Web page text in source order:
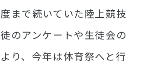
まで続いていた陸上競技
のアンケートや生徒会の
り、今年は体育祭へと行